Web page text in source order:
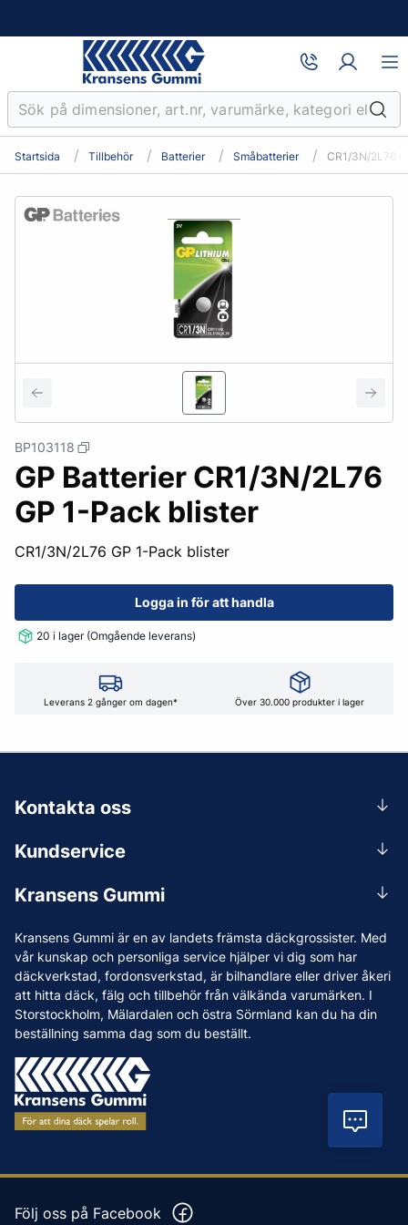
Startsida Tillbehör Batterier Småbatterier CR1/3N/2L76
BP103118
GP Batterier CR1/3N/2L76
GP 1-Pack blister
CR1/3N/2L76 GP 1-Pack blister
Logga in för att handla
20 i lager (Omgående leverans)
Leverans 2 gånger om dagen* Över 30.000 produkter i lager
Kransens Gummi är en av landets främsta däckgrossister. Med
vår kunskap och personliga service hjälper vi dig som har
däckverkstad, fordonsverkstad, är bilhandlare eller driver åkeri
att hitta däck, fälg och tillbehör från välkända varumärken. I
Storstockholm, Mälardalen och östra Sörmland kan du ha din
beställning samma dag som du beställt.
Kundservice
Leverans
Reklamation & återköp
Betalning & faktura
Köpvillkor
Vanliga frågor och svar
Kransens Gummi
Vi som jobbar på Kransens Gummi
Jobba hos oss
Nyheter
Tips & Råd
Varumärken
Våra Verkstäder
Press
Kontakta oss
0156-409 00
Mån-Tors 07.30-16:30, Fre 07.30-15.00.
Lunchstängt 12:00-12:30
Följ oss på Facebook